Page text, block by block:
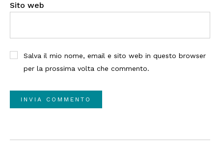
Sito web
Salva il mio nome, email e sito web in questo browser
per la prossima volta che commento.